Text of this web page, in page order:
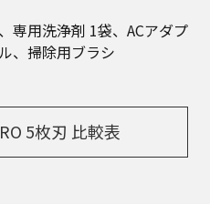
専用洗浄剤 1袋、ACアダプ
、掃除用ブラシ
5枚刃 比較表